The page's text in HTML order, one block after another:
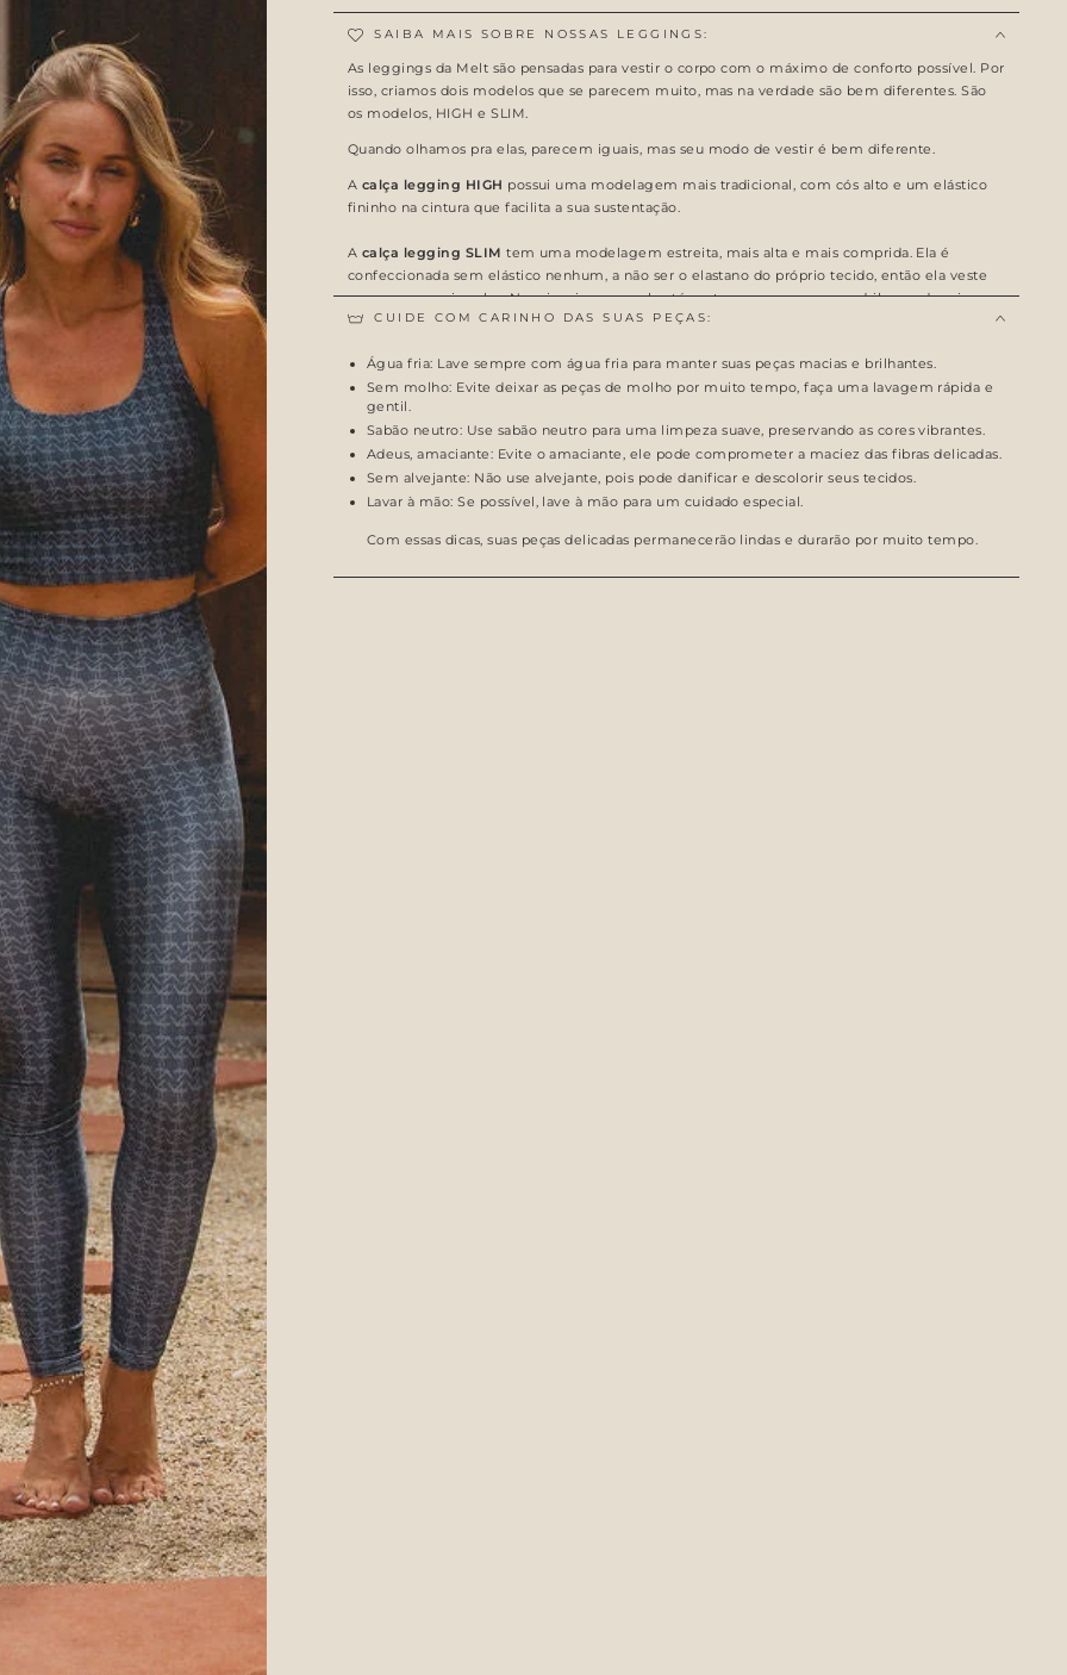
SAIBA MAIS SOBRE NOSSAS LEGGINGS:
As leggings da Melt são pensadas para vestir o corpo com o máximo de conforto possível. Por
isso, criamos dois modelos que se parecem muito, mas na verdade são bem diferentes. São
os modelos, HIGH e SLIM.
Quando olhamos pra elas, parecem iguais, mas seu modo de vestir é bem diferente.
A calça legging HIGH possui uma modelagem mais tradicional, com cós alto e um elástico
fininho na cintura que facilita a sua sustentação.
A calça legging SLIMtem uma modelagem estreita, mais alta e mais comprida. Ela é
confeccionada sem elástico nenhum, a não ser o elastano do próprio tecido, então ela veste
como uma meia calça. Na primeira prova ela até custa para passar no quadril, mas depois que
passa ela se ajusta ao corpo como uma segunda pele. Super valoriza as formas femininas. ♥️
CUIDE COM CARINHO DAS SUAS PEÇAS:
Água fria: Lave sempre com água fria para manter suas peças macias e brilhantes.
Sem molho: Evite deixar as peças de molho por muito tempo, faça uma lavagem rápida e
gentil.
Sabão neutro: Use sabão neutro para uma limpeza suave, preservando as cores vibrantes.
Adeus, amaciante: Evite o amaciante, ele pode comprometer a maciez das fibras delicadas.
Sem alvejante: Não use alvejante, pois pode danificar e descolorir seus tecidos.
Lavar à mão: Se possível, lave à mão para um cuidado especial.
Com essas dicas, suas peças delicadas permanecerão lindas e durarão por muito tempo.